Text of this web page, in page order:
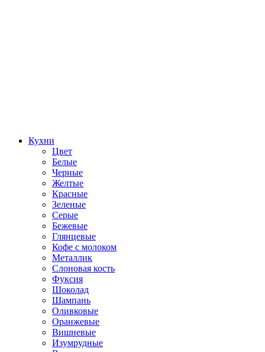
Кухни
Цвет
Белые
Черные
Желтые
Красные
Зеленые
Серые
Бежевые
Глянцевые
Кофе с молоком
Металлик
Слоновая кость
Фуксия
Шоколад
Шампань
Оливковые
Оранжевые
Вишневые
Изумрудные